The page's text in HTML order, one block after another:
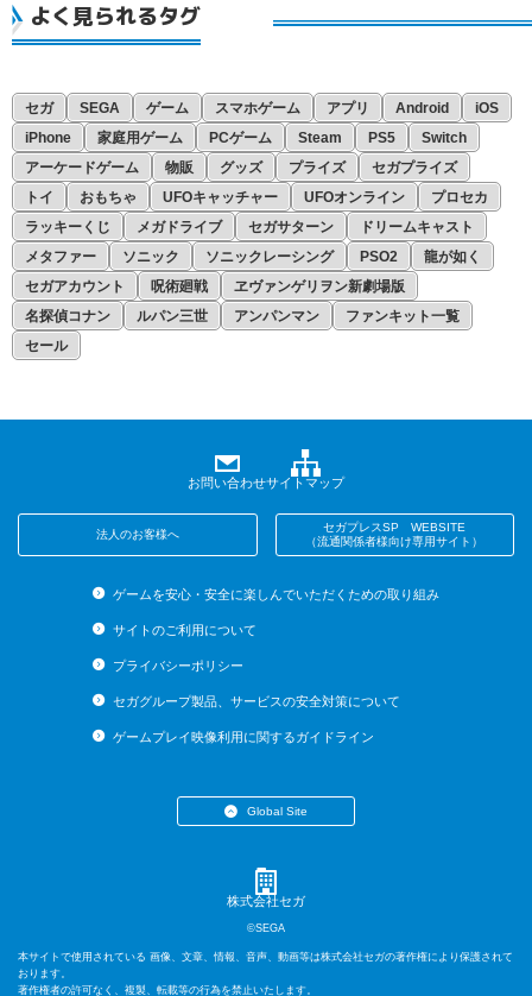
よく見られるタグ
セガ SEGA ゲーム スマホゲーム アプリ Android
iOS
iPhone
家庭用ゲーム PCゲーム Steam PS5
Switch
アーケードゲーム
物販 グッズ プライズ
セガプライズ
トイ
おもちゃ UFOキャッチャー UFOオンライン
プロセカ
ラッキーくじ
メガドライブ セガサターン
ドリームキャスト
メタファー
ソニック ソニックレーシング PSO2
龍が如く
セガアカウント
呪術廻戦
ヱヴァンゲリヲン新劇場版
名探偵コナン
ルパン三世 アンパンマン
ファンキット一覧
セール
お問い合わせサイトマップ
法人のお客様へ
セガプレスSP WEBSITE
（流通関係者様向け専用サイト）
ゲームを安心・安全に楽しんでいただくための取り組み
サイトのご利用について
プライバシーポリシー
セガグループ製品、サービスの安全対策について
ゲームプレイ映像利用に関するガイドライン
Global Site
・English (US)
・English (AU)
株式会社セガ
©SEGA
本サイトで使用されている 画像、文章、情報、音声、動画等は株式会社セガの著作権により保護されて
おります。
著作権者の許可なく、複製、転載等の行為を禁止いたします。